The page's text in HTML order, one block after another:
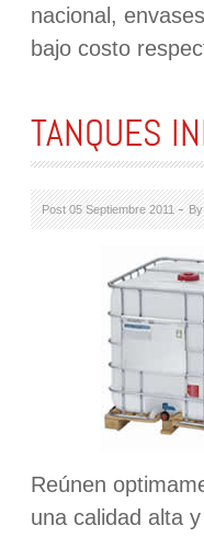
nacional,
bajo costo
TANQUES
Post 05 Septiembre 2011
Reúnen
una calidad alta